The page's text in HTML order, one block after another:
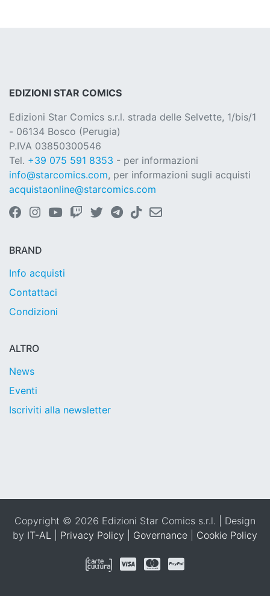
EDIZIONI STAR COMICS
Edizioni Star Comics s.r.l. strada delle Selvette, 1/bis/1
- 06134 Bosco (Perugia)
P.IVA 03850300546
Tel. +39 075 591 8353 - per informazioni
info@starcomics.com, per informazioni sugli acquisti
acquistaonline@starcomics.com
BRAND
Info acquisti
Contattaci
Condizioni
ALTRO
News
Eventi
Iscriviti alla newsletter
Copyright © 2026 Edizioni Star Comics s.r.l. | Design
by IT-AL Privacy Policy Governance Cookie Policy